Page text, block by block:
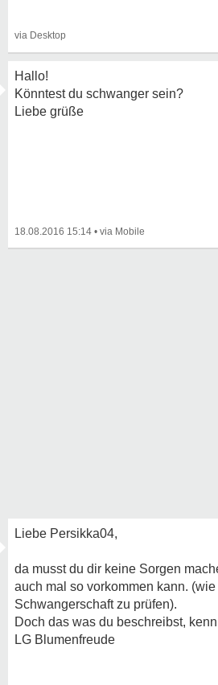
Hallo!
Könntest du schwanger sein?
Liebe grüße
18.08.2016 15:14 •
Liebe Persikka04,
da musst du dir keine Sorgen
auch mal so vorkommen kann.
Schwangerschaft zu prüfen).
Doch das was du beschreibst,
LG Blumenfreude